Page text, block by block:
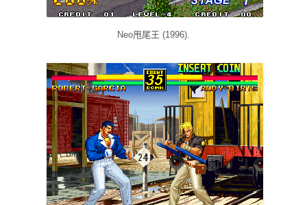
Neo甩尾王 (1996).